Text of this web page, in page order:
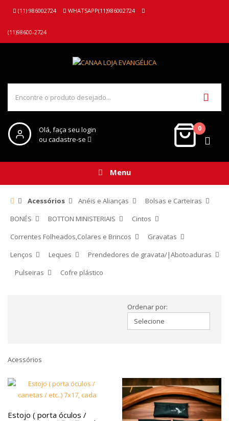
(11) 986002724 WHATSAPP(11)986002724
(11)98600-2724
Olá, faça seu login
ou cadastre-se
0
Menu
Acessórios Anéis e Alianças
Bolsas e Carteiras
BONÉS
BOTTON MINISTERIAIS
Cintos
Correntes Folheados,Colares e Brincos
Gravatas
Lenços
Leques
Prendedores de gravata/|Abotoaduras
Pulseiras
Cofre plástico
Ordenar por:
Acessórios
Estojo ( porta óculos /